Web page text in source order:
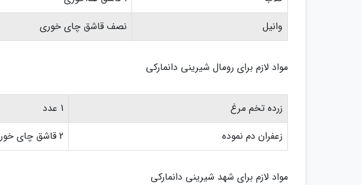
وانیل
نصف قاشق چای خوری
مواد لازم برای رومال شیرینی دانمارکی
زرده تخم مرغ
1 عدد
زعفران دم نموده
2 قاشق چای خوری
مواد لازم برای شهد شیرینی دانمارکی